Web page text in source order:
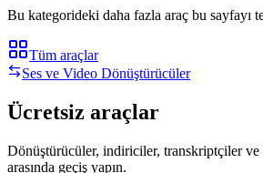
Bu kategorideki daha fazla araç bu sayfayı
Tüm araçlar
Ses ve Video Dönüştürücüler
Ücretsiz araçlar
Dönüştürücüler, indiriciler, transkriptçiler ve
arasında geçiş yapın.